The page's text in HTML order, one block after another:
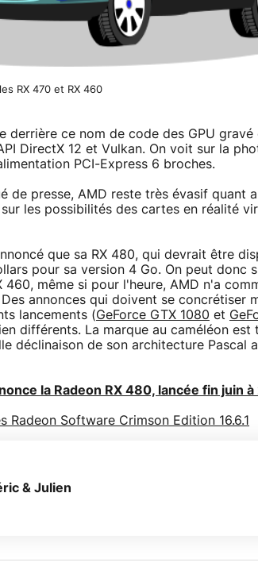
RX 470 et RX 460
derrière ce nom de code des GPU gravé
DirectX 12 et Vulkan. On voit sur la
PCI-Express 6 broches.
de presse, AMD reste très évasif quant
les possibilités des cartes en réalité
que sa RX 480, qui devrait être
pour sa version 4 Go. On peut donc
460, même si pour l'heure, AMD n'a
annonces qui doivent se concrétiser
lancements (GeForce GTX 1080 et
différents. La marque au caméléon
déclinaison de son architecture Pascal
la Radeon RX 480, lancée fin juin
Radeon Software Crimson Edition 16.6.1
& Julien